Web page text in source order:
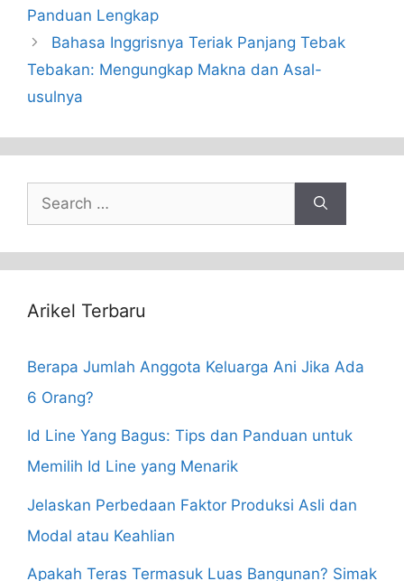
Panduan Lengkap
Bahasa Inggrisnya Teriak Panjang Tebak
Tebakan: Mengungkap Makna dan Asal-
usulnya
Search
for:
Arikel Terbaru
Berapa Jumlah Anggota Keluarga Ani Jika Ada
6 Orang?
Id Line Yang Bagus: Tips dan Panduan untuk
Memilih Id Line yang Menarik
Jelaskan Perbedaan Faktor Produksi Asli dan
Modal atau Keahlian
Apakah Teras Termasuk Luas Bangunan? Simak